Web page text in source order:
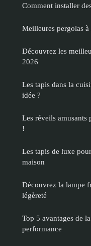
Comment installer
Meilleures pergolas
Découvrez les
2026
Les tapis dans la
idée ?
Les réveils amusants
!
Les tapis de luxe
maison
Découvrez la lampe
légèreté
Top 5 avantages de
performance